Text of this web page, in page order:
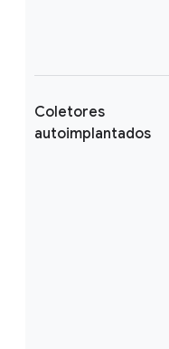
Coletores
autoimplantados